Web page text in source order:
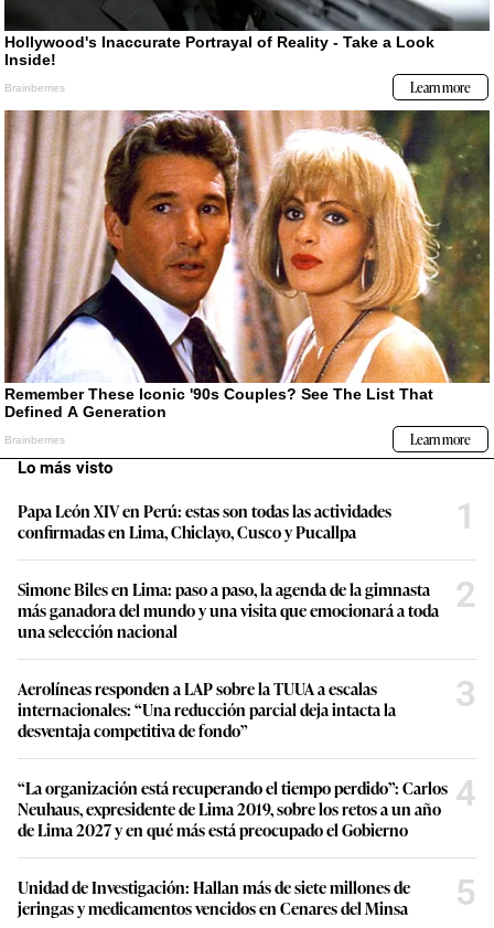
Lo más visto
Papa León XIV en Perú: estas son todas las actividades
confirmadas en Lima, Chiclayo, Cusco y Pucallpa
1
Simone Biles en Lima: paso a paso, la agenda de la gimnasta
más ganadora del mundo y una visita que emocionará a toda
una selección nacional
2
Aerolíneas responden a LAP sobre la TUUA a escalas
internacionales: “Una reducción parcial deja intacta la
desventaja competitiva de fondo”
3
“La organización está recuperando el tiempo perdido”: Carlos
Neuhaus, expresidente de Lima 2019, sobre los retos a un año
de Lima 2027 y en qué más está preocupado el Gobierno
4
Unidad de Investigación: Hallan más de siete millones de
jeringas y medicamentos vencidos en Cenares del Minsa
5